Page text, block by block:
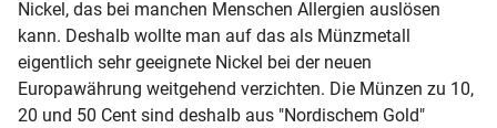
Nickel, das bei manchen Menschen Allergien auslösen
kann. Deshalb wollte man auf das als Münzmetall
eigentlich sehr geeignete Nickel bei der neuen
Europawährung weitgehend verzichten. Die Münzen zu 10,
20 und 50 Cent sind deshalb aus "Nordischem Gold"